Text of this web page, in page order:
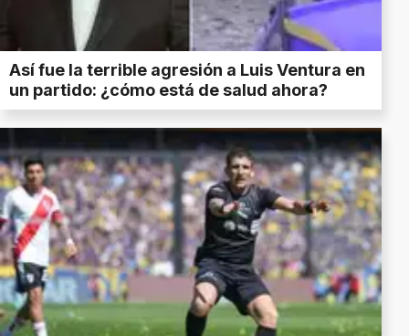
Así fue la terrible agresión a Luis Ventura en
un partido: ¿cómo está de salud ahora?